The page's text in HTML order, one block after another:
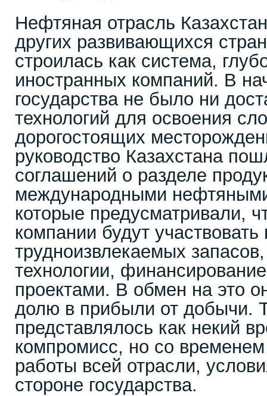
Нефтяная отрасль
других развивающихся
строилась как система,
иностранных компаний. В
государства не было ни
технологий для освоения
дорогостоящих
руководство Казахстана
соглашений о разделе
международными
которые предусматривали,
компании будут участвовать
трудноизвлекаемых
технологии,
проектами. В обмен на это
долю в прибыли от добычи.
представлялось как некий
компромисс, но со
работы всей отрасли,
стороне государства.